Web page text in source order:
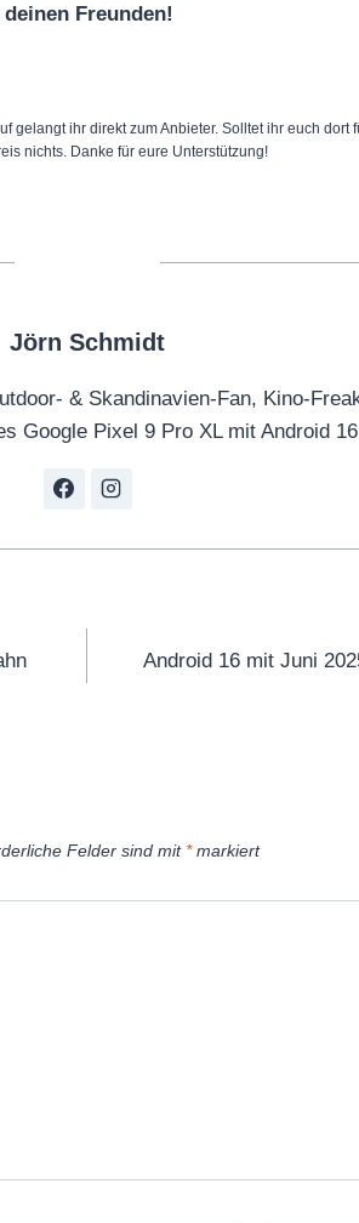
Freunden!
gelangt ihr direkt zum Anbieter. Solltet ihr euch dort
nichts. Danke für eure Unterstützung!
Jörn Schmidt
& Skandinavien-Fan, Kino-
Google Pixel 9 Pro XL mit Android 16
Android 16 mit Juni
Felder sind mit *markiert